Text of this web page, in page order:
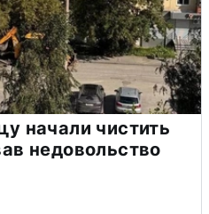
начали чистить
недовольство